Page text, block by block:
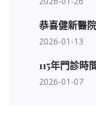
恭喜健新醫
2026-01-13
115年門診時
2026-01-07